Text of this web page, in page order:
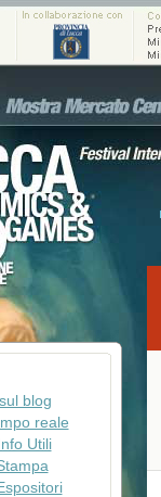
blog
reale
Utili